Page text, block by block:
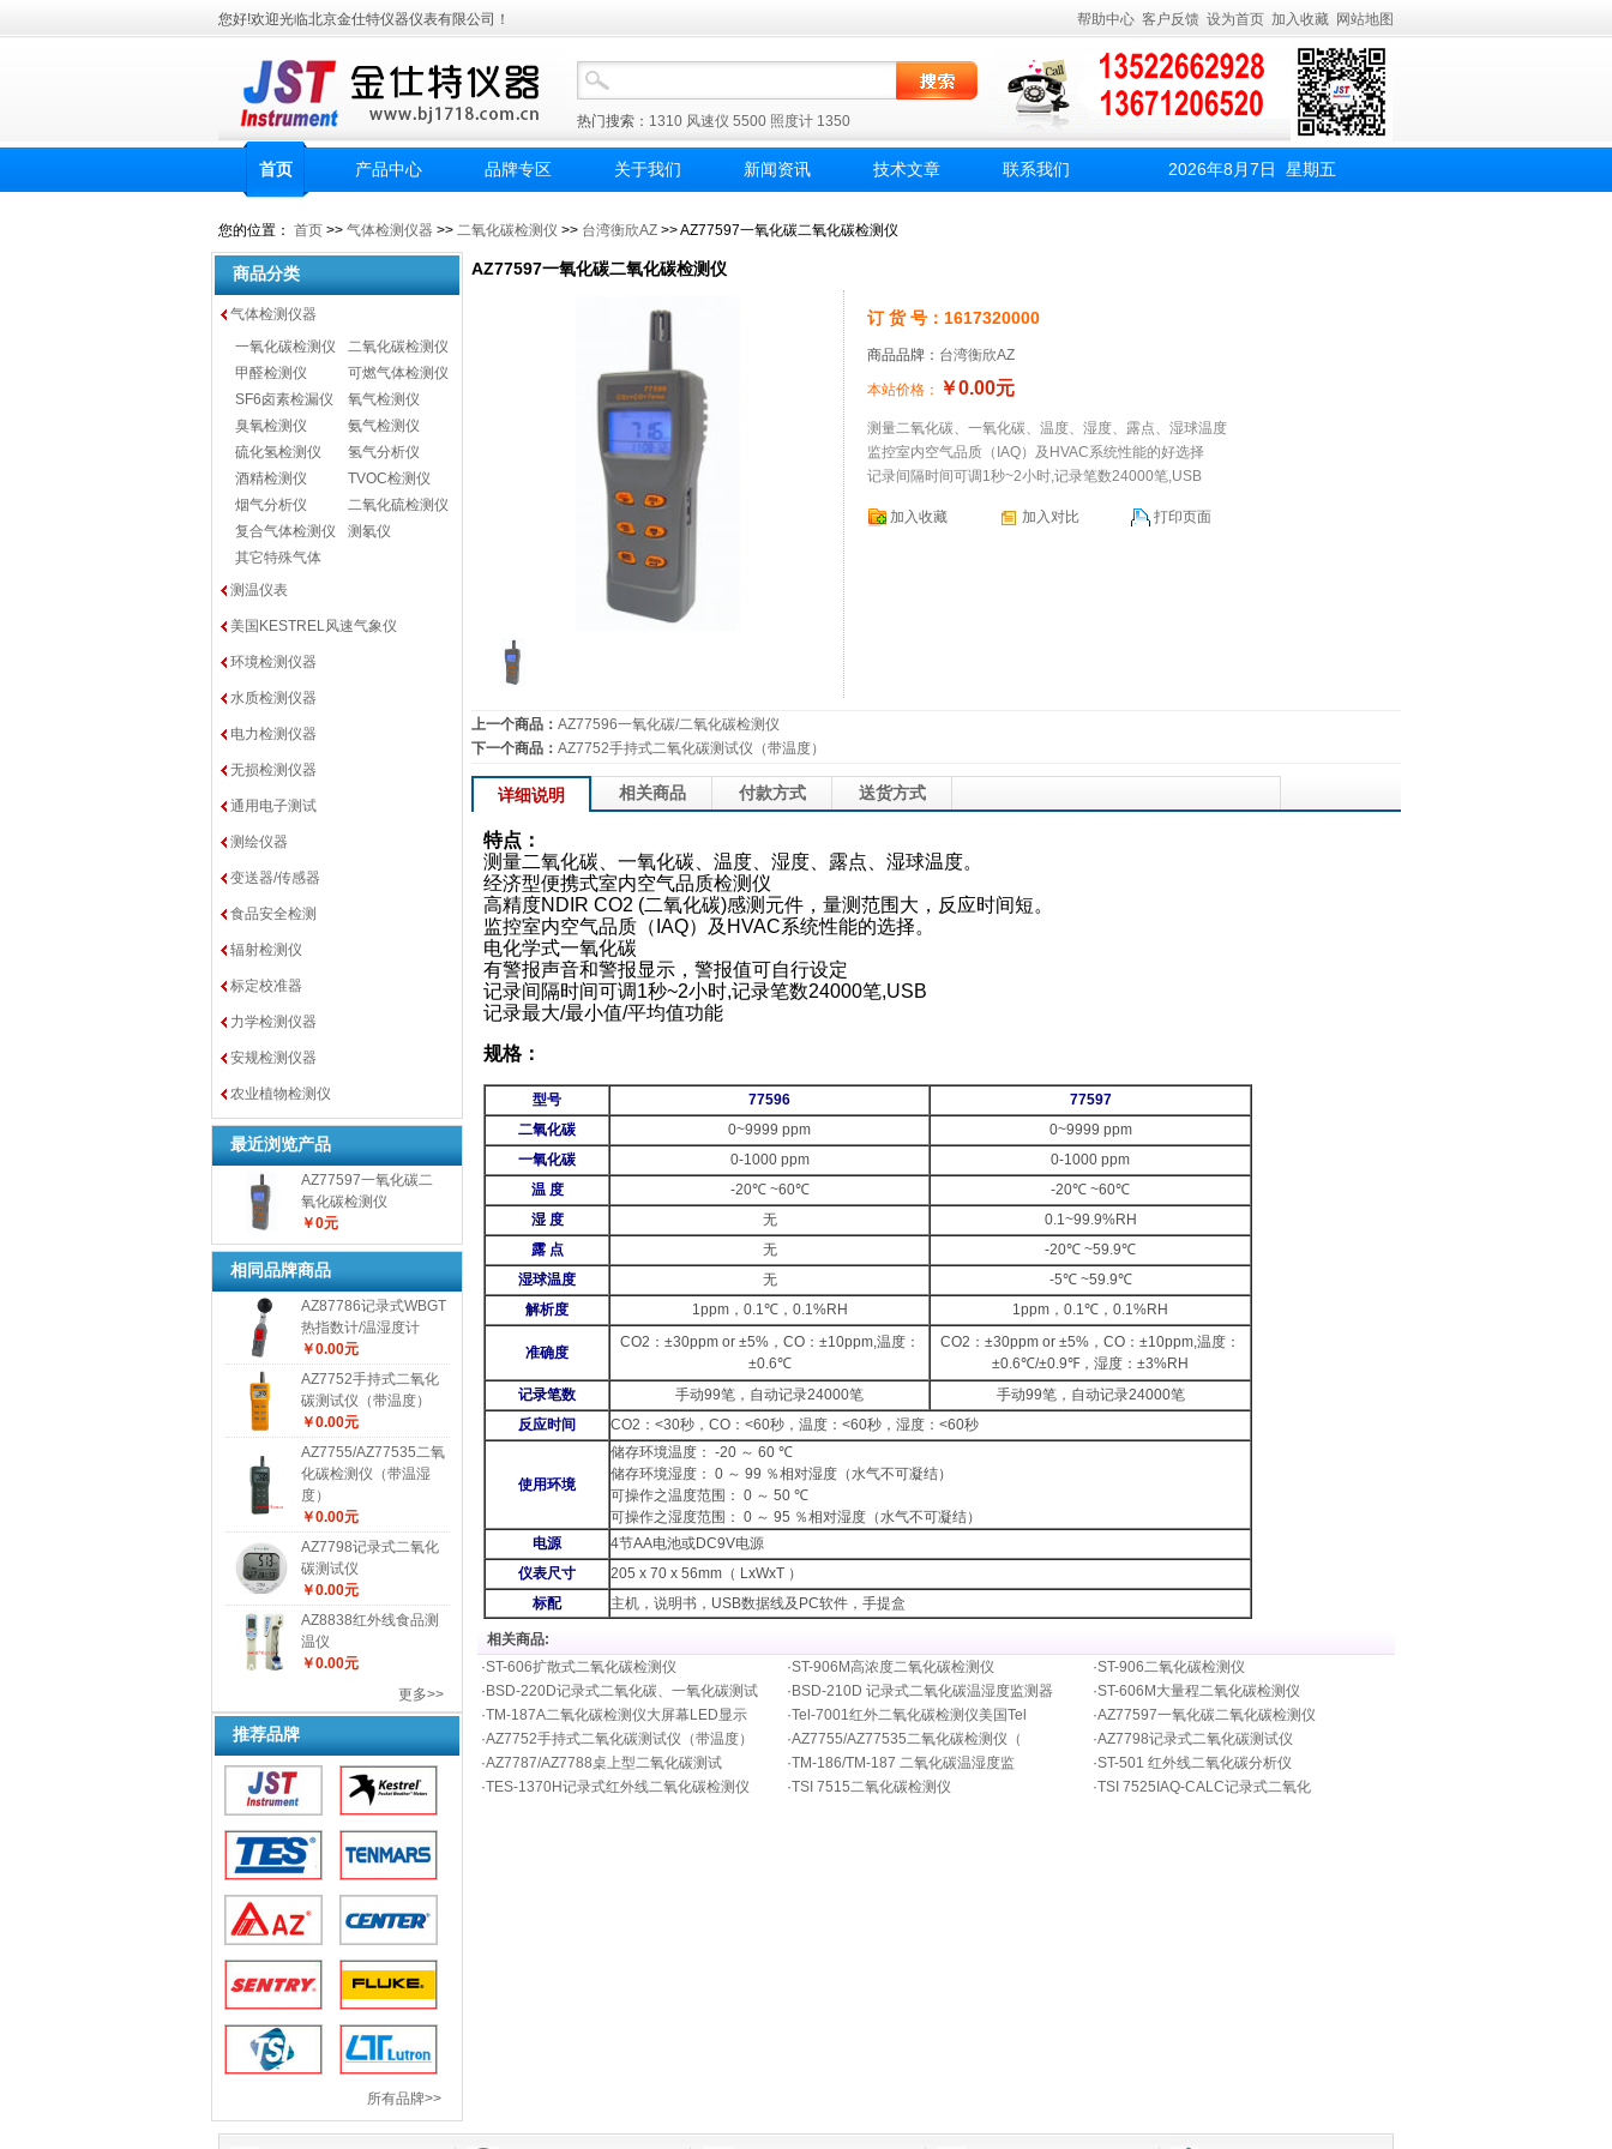
您好!欢迎光临北京金仕特仪器仪表有限公司！ 帮助中心 客户反馈 设为首页 加入收藏 网站地图
热门搜索： 1310 风速仪 5500 照度计 1350
首页 产品中心 品牌专区 关于我们 新闻资讯 技术文章 联系我们 2026年8月7日 星期五
您的位置： 首页 >> 气体检测仪器 >> 二氧化碳检测仪 >> 台湾衡欣AZ >> AZ77597一氧化碳二氧化碳检测仪
商品分类
气体检测仪器
一氧化碳检测仪
二氧化碳检测仪
甲醛检测仪
可燃气体检测仪
SF6卤素检漏仪
氧气检测仪
臭氧检测仪
氨气检测仪
硫化氢检测仪
氢气分析仪
酒精检测仪
TVOC检测仪
烟气分析仪
二氧化硫检测仪
复合气体检测仪
测氡仪
其它特殊气体
测温仪表
美国KESTREL风速气象仪
环境检测仪器
水质检测仪器
电力检测仪器
无损检测仪器
通用电子测试
测绘仪器
变送器/传感器
食品安全检测
辐射检测仪
标定校准器
力学检测仪器
安规检测仪器
农业植物检测仪
最近浏览产品
AZ77597一氧化碳二
氧化碳检测仪
￥0元
相同品牌商品
AZ87786记录式WBGT
热指数计/温湿度计
￥0.00元
AZ7752手持式二氧化
碳测试仪（带温度）
￥0.00元
AZ7755/AZ77535二氧
化碳检测仪（带温湿
度）
￥0.00元
AZ7798记录式二氧化
碳测试仪
￥0.00元
AZ8838红外线食品测
温仪
￥0.00元
更多>>
推荐品牌
所有品牌>>
AZ77597一氧化碳二氧化碳检测仪
订 货 号：1617320000
商品品牌： 台湾衡欣AZ
本站价格： ￥0.00元
测量二氧化碳、一氧化碳、温度、湿度、露点、湿球温度
监控室内空气品质（IAQ）及HVAC系统性能的好选择
记录间隔时间可调1秒~2小时,记录笔数24000笔,USB
加入收藏 加入对比 打印页面
上一个商品： AZ77596一氧化碳/二氧化碳检测仪
下一个商品： AZ7752手持式二氧化碳测试仪（带温度）
详细说明 相关商品 付款方式 送货方式
特点：
测量二氧化碳、一氧化碳、温度、湿度、露点、湿球温度。
经济型便携式室内空气品质检测仪
高精度NDIR CO2 (二氧化碳)感测元件，量测范围大，反应时间短。
监控室内空气品质（ IAQ）及 HVAC系统性能的选择。
电化学式一氧化碳
有警报声音和警报显示，警报值可自行设定
记录间隔时间可调1秒~2小时,记录笔数24000笔,USB
记录最大/最小值/平均值功能
规格：
型号 77596
77597
二氧化碳
0~9999 ppm
0~9999 ppm
一氧化碳
0-1000 ppm
0-1000 ppm
温 度
-20℃ ~60℃
-20℃ ~60℃
湿 度
无
0.1~99.9%RH
露 点
无
-20℃ ~59.9℃
湿球温度
无
-5℃ ~59.9℃
解析度
1ppm， 0.1℃， 0.1%RH 1ppm ， 0.1℃ ， 0.1%RH
准确度
CO2 ： ±30ppm or ±5%， CO： ±10ppm,温度：
±0.6℃
CO2 ： ±30ppm or ±5% ， CO ： ±10ppm,温度：
±0.6℃/±0.9℉，湿度： ±3%RH
记录笔数
手动99笔，自动记录24000笔 手动99笔，自动记录24000笔
反应时间
CO2 ： <30秒， CO ： <60秒，温度： <60秒，湿度： <60秒
使用环境
储存环境温度： -20 ～ 60 ℃
储存环境湿度： 0 ～ 99 ％相对湿度（水气不可凝结）
可操作之温度范围： 0 ～ 50 ℃
可操作之湿度范围： 0 ～ 95 ％相对湿度（水气不可凝结）
电源
4节AA电池或DC9V电源
仪表尺寸
205 x 70 x 56mm （ LxWxT ）
标配
主机，说明书， USB数据线及 PC软件，手提盒
相关商品:
·ST-606扩散式二氧化碳检测仪 ·ST-906M高浓度二氧化碳检测仪 ·ST-906二氧化碳检测仪
· BSD-220D记录式二氧化碳、一氧化碳测试 · BSD-210D 记录式二氧化碳温湿度监测器 ·ST-606M大量程二氧化碳检测仪
·TM-187A二氧化碳检测仪大屏幕LED显示 ·Tel-7001红外二氧化碳检测仪美国Tel ·AZ77597一氧化碳二氧化碳检测仪
·AZ7752手持式二氧化碳测试仪（带温度） ·AZ7755/AZ77535二氧化碳检测仪（ ·AZ7798记录式二氧化碳测试仪
·AZ7787/AZ7788桌上型二氧化碳测试 ·TM-186/TM-187 二氧化碳温湿度监 ·ST-501 红外线二氧化碳分析仪
·TES-1370H记录式红外线二氧化碳检测仪 ·TSI 7515二氧化碳检测仪 ·TSI 7525IAQ-CALC记录式二氧化